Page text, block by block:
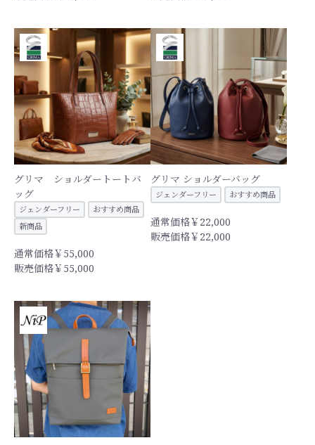
グリマ ショルダートートバ
ッグ
ジェンダーフリー
おすすめ商品
新商品
通常価格￥55,000
販売価格￥55,000
グリマ ショルダーバッグ
ジェンダーフリー おすすめ商品
通常価格￥22,000
販売価格￥22,000